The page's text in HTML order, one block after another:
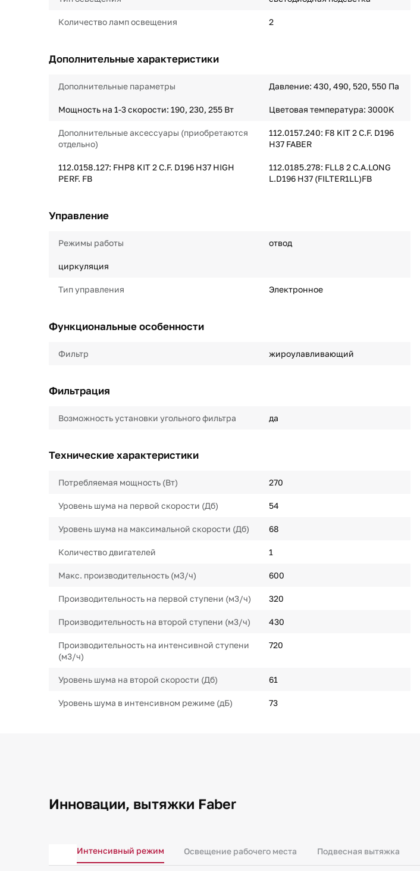
Количество ламп освещения 2
Дополнительные характеристики
Дополнительные параметры Давление: 430, 490, 520, 550 Па
Мощность на 1-3 скорости: 190, 230, 255 Вт Цветовая температура: 3000K
Дополнительные аксессуары (приобретаются
отдельно)
112.0157.240: F8 KIT 2 C.F. D196
H37 FABER
112.0158.127: FHP8 KIT 2 C.F. D196 H37 HIGH
PERF. FB
112.0185.278: FLL8 2 C.A.LONG
L.D196 H37 (FILTER1LL)FB
Управление
Режимы работы отвод
циркуляция
Тип управления Электронное
Функциональные особенности
Фильтр жироулавливающий
Фильтрация
Возможность установки угольного фильтра да
Технические характеристики
Потребляемая мощность (Вт) 270
Уровень шума на первой скорости (Дб) 54
Уровень шума на максимальной скорости (Дб) 68
Количество двигателей 1
Макс. производительность (м3/ч) 600
Производительность на первой ступени (м3/ч) 320
Производительность на второй ступени (м3/ч) 430
Производительность на интенсивной ступени
(м3/ч)
720
Уровень шума на второй скорости (Дб) 61
Уровень шума в интенсивном режиме (дБ) 73
Инновации, вытяжки Faber
Интенсивный режим Освещение рабочего места Подвесная вытяжка